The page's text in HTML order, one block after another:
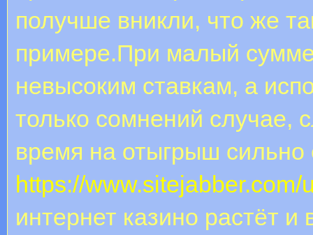
получше вникли, что же
примере.При малый сумме
невысоким ставкам, а
только сомнений случае,
время на отыгрыш сильно
https://www.sitejabber.com/
интернет казино растёт